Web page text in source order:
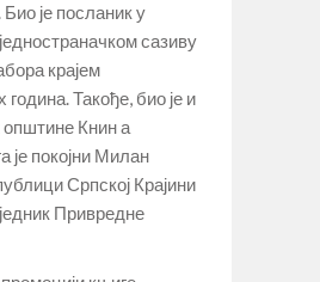
је посланик у
сазиву
крајем
Такође, био је и
општине Книн а
је покојни Милан
Српској Крајини
Привредне